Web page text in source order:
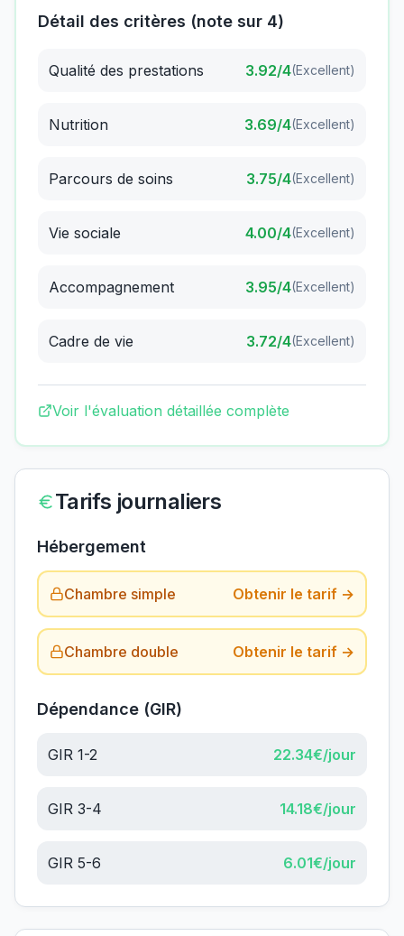
Détail des critères (note sur 4)
Qualité des prestations 3.92/4(Excellent)
Nutrition 3.69/4(Excellent)
Parcours de soins 3.75/4(Excellent)
Vie sociale 4.00/4(Excellent)
Accompagnement 3.95/4(Excellent)
Cadre de vie 3.72/4(Excellent)
Voir l'évaluation détaillée complète
Tarifs journaliers
Hébergement
Chambre simple Obtenir le tarif →
Chambre double Obtenir le tarif →
Dépendance (GIR)
GIR 1-2 22.34€/jour
GIR 3-4 14.18€/jour
GIR 5-6 6.01€/jour